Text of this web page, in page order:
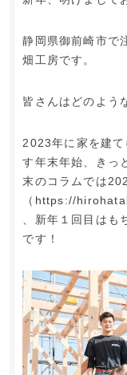
静岡県御前崎市で
畑工房です。
皆さんはどのよう
2023年に家を建
す年末年始、きっ
末のコラムでは
（ https://
、新年１回目はも
です！